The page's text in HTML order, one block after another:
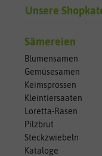
Unsere
Sämereien
Blumensamen
Gemüsesamen
Keimsprossen
Kleintiersaaten
Loretta-Rasen
Pilzbrut
Steckzwiebeln
Kataloge